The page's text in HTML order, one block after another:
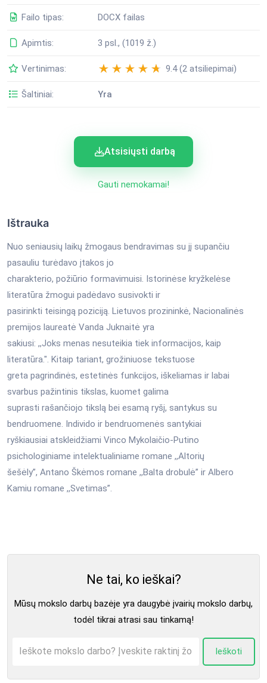
Failo tipas: DOCX failas
Apimtis: 3 psl., (1019 ž.)
Vertinimas: 9.4 (2 atsiliepimai)
Šaltiniai: Yra
Atsisiųsti darbą
Gauti nemokamai!
Ištrauka
Nuo seniausių laikų žmogaus bendravimas su jį supančiu
pasauliu turėdavo įtakos jo
charakterio, požiūrio formavimuisi. Istorinėse kryžkelėse
literatūra žmogui padėdavo susivokti ir
pasirinkti teisingą poziciją. Lietuvos prozininkė, Nacionalinės
premijos laureatė Vanda Juknaitė yra
sakiusi: ,,Joks menas nesuteikia tiek informacijos, kaip
literatūra.". Kitaip tariant, grožiniuose tekstuose
greta pagrindinės, estetinės funkcijos, iškeliamas ir labai
svarbus pažintinis tikslas, kuomet galima
suprasti rašančiojo tikslą bei esamą ryšį, santykus su
bendruomene. Individo ir bendruomenės santykiai
ryškiausiai atskleidžiami Vinco Mykolaičio-Putino
psichologiniame intelektualiniame romane ,,Altorių
šešėly”, Antano Škėmos romane ,,Balta drobulė” ir Albero
Kamiu romane ,,Svetimas”.
Ne tai, ko ieškai?
Mūsų mokslo darbų bazėje yra daugybė įvairių mokslo darbų,
todėl tikrai atrasi sau tinkamą!
Ieškoti